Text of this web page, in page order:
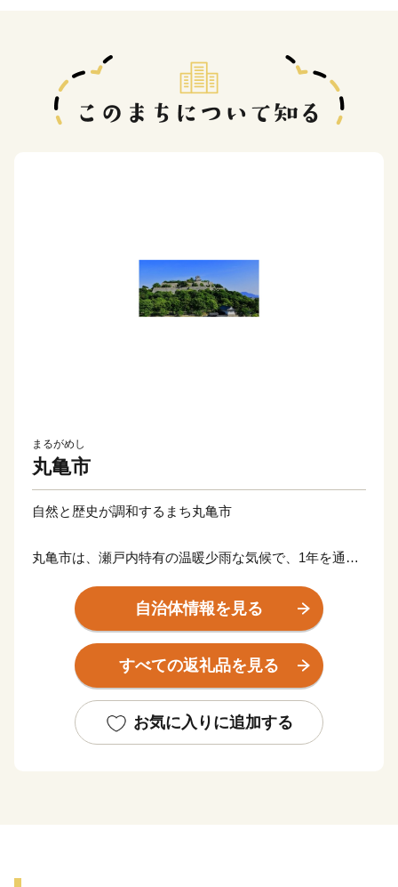
まるがめし
丸亀市
自然と歴史が調和するまち丸亀市
丸亀市は、瀬戸内特有の温暖少雨な気候で、1年を通じ
どかな田園風景など、自然と歴史文化が融合したまちで
す。高さ日本一の石垣の上に鎮座して400年の歴史を刻
む丸亀城は、丸亀市のシンボルでもあり、市民の憩いの
場にもなっています。
や特産品など多くの資源に恵まれており、中讃地域の中
心市として、さらなる成長を続けています。
自治体情報を見る
すべての返礼品を見る
お気に入りに追加する